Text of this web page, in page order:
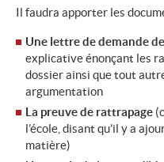
Il faudra apporter les
Une lettre de demande
explicative énonçant les
dossier ainsi que tout
argumentation
La preuve de rattrapage
l’école, disant qu’il y a
matière)